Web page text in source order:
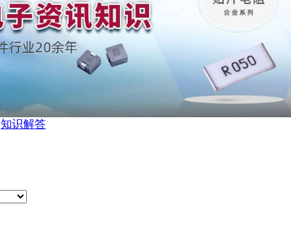
知识解答